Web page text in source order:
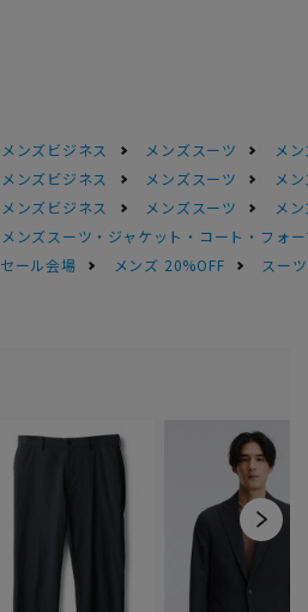
メンズビジネス メンズスーツ
メ
メンズビジネス メンズスーツ
メ
メンズビジネス メンズスーツ
メ
メンズスーツ・ジャケット・コート・フォ
セール会場 メンズ 20%OFF スー